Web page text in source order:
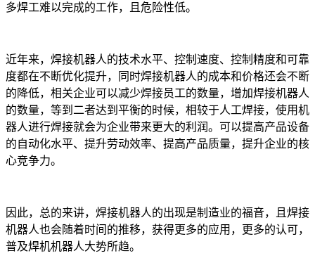
多焊工难以完成的工作，且危险性低。
近年来，焊接机器人的技术水平、控制速度、控制精度和可靠
度都在不断优化提升，同时焊接机器人的成本和价格还会不断
的降低，相关企业可以减少焊接员工的数量，增加焊接机器人
的数量，等到二者达到平衡的时候，相较于人工焊接，使用机
器人进行焊接就会为企业带来更大的利润。可以提高产品设备
的自动化水平、提升劳动效率、提高产品质量，提升企业的核
心竞争力。
因此，总的来讲，焊接机器人的出现是制造业的福音，且焊接
机器人也会随着时间的推移，获得更多的应用，更多的认可，
普及焊机机器人大势所趋。